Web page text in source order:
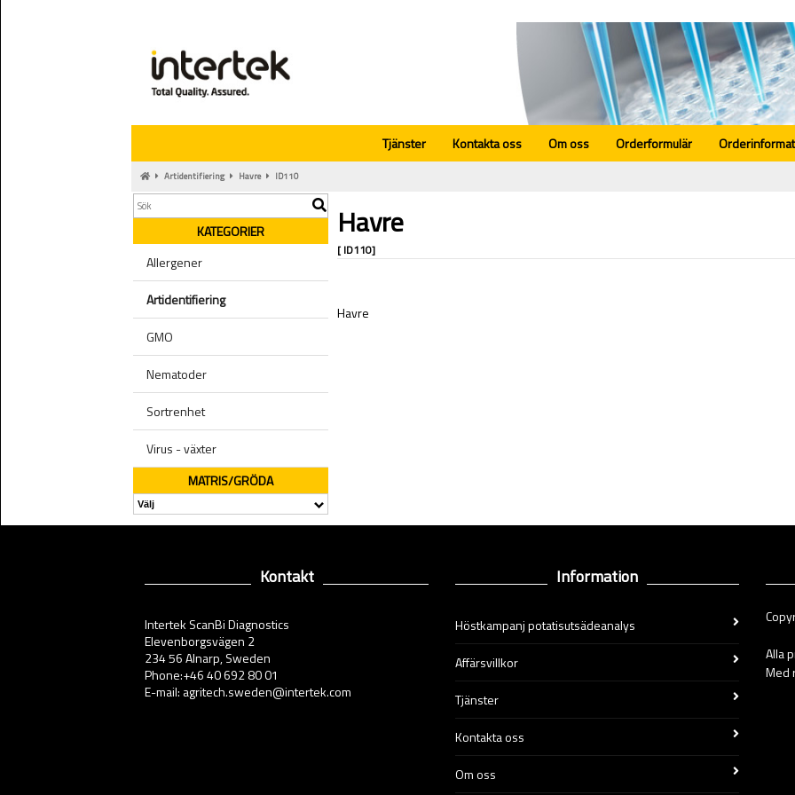
Tjänster Kontakta oss Om oss Orderformulär
Artidentifiering Havre ID110
KATEGORIER
Allergener
Artidentifiering
GMO
Nematoder
Sortrenhet
Virus - växter
MATRIS/GRÖDA
Havre
[ ID110]
Havre
Kontakt
Intertek ScanBi Diagnostics
Elevenborgsvägen 2
234 56 Alnarp, Sweden
Phone:+46 40 692 80 01
E-mail: agritech.sweden@intertek.com
Information
Höstkampanj potatisutsädeanalys
Affärsvillkor
Tjänster
Kontakta oss
Om oss
Alla
Med